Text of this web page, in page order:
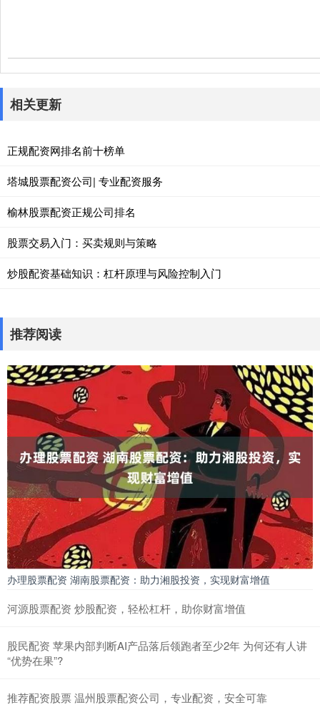
相关更新
正规配资网排名前十榜单
塔城股票配资公司| 专业配资服务
榆林股票配资正规公司排名
股票交易入门：买卖规则与策略
炒股配资基础知识：杠杆原理与风险控制入门
推荐阅读
办理股票配资 湖南股票配资：助力湘股投资，实现财富增值
河源股票配资 炒股配资，轻松杠杆，助你财富增值
股民配资 苹果内部判断AI产品落后领跑者至少2年 为何还有人讲
“优势在果”?
推荐配资股票 温州股票配资公司，专业配资，安全可靠